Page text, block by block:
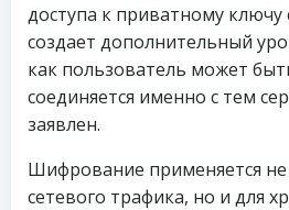
доступа к приватному ключу
создает дополнительный
как пользователь может
соединяется именно с тем
заявлен.
Шифрование применяется не
сетевого трафика, но и для